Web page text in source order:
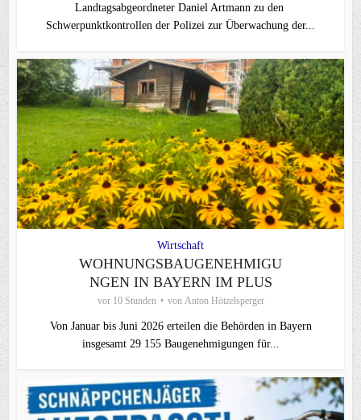
Landtagsabgeordneter Daniel Artmann zu den
Schwerpunktkontrollen der Polizei zur Überwachung der...
Wirtschaft
WOHNUNGSBAUGENEHMIGU
NGEN IN BAYERN IM PLUS
vor 10 Stunden von Anton Hötzelsperger
Von Januar bis Juni 2026 erteilen die Behörden in Bayern
insgesamt 29 155 Baugenehmigungen für...